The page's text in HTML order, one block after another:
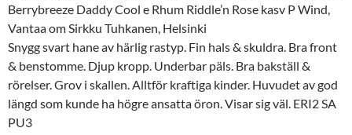
Berrybreeze Daddy Cool e Rhum Riddle’n Rose kasv P Wind,
Vantaa om Sirkku Tuhkanen, Helsinki
Snygg svart hane av härlig rastyp. Fin hals & skuldra. Bra front
& benstomme. Djup kropp. Underbar päls. Bra bakställ &
rörelser. Grov i skallen. Alltför kraftiga kinder. Huvudet av god
längd som kunde ha högre ansatta öron. Visar sig väl. ERI2 SA
PU3